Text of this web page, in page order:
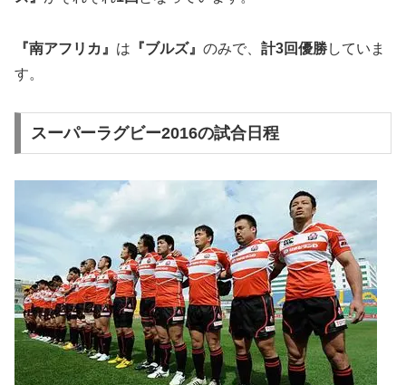
『南アフリカ』 は 『ブルズ』 のみで、 計3回優勝していま
す。
スーパーラグビー2016の試合日程